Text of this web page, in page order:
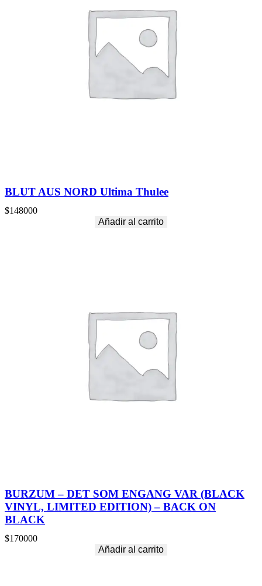
BLUT AUS NORD Ultima Thulee
$148000
Añadir al carrito
BURZUM – DET SOM ENGANG VAR (BLACK
VINYL, LIMITED EDITION) – BACK ON
BLACK
$170000
Añadir al carrito